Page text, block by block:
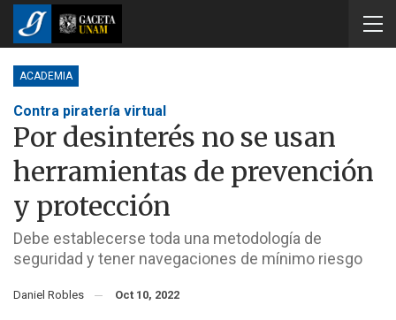
ACADEMIA
Contra piratería virtual
Por desinterés no se usan
herramientas de prevención
y protección
Debe establecerse toda una metodología de
seguridad y tener navegaciones de mínimo riesgo
Daniel Robles Oct 10, 2022